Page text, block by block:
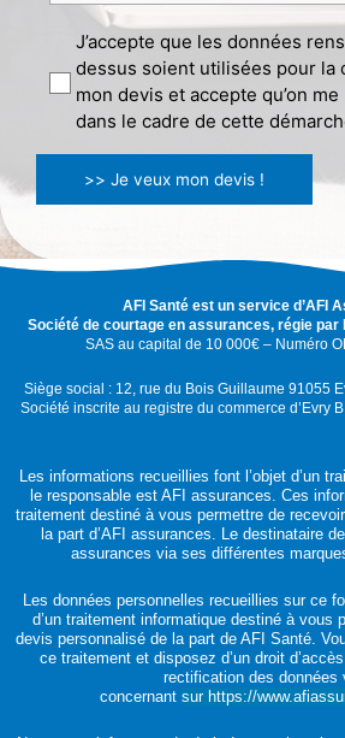
J’accepte que les données
dessus soient utilisées pour la
mon devis et accepte qu’on
dans le cadre de cette
>> Je veux mon devis !
AFI Santé est un service d’AFI
Société de courtage en assurances, régie par
SAS au capital de 10 000€ – Numéro
Siège social : 12, rue du Bois Guillaume 91055
Société inscrite au registre du commerce d’Evry
Les informations recueillies font l’objet d’un
le responsable est AFI assurances. Ces
traitement destiné à vous permettre de
la part d’AFI assurances. Le destinataire
assurances via ses différentes
Les données personnelles recueillies sur ce
d’un traitement informatique destiné à vous
devis personnalisé de la part de AFI Santé.
ce traitement et disposez d’un droit
rectification des données
concernant sur https://